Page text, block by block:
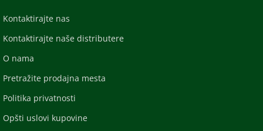
Kontaktirajte nas
Kontaktirajte naše distributere
O nama
Pretražite prodajna mesta
Politika privatnosti
Opšti uslovi kupovine